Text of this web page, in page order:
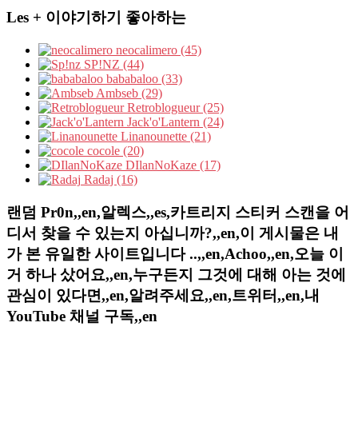
Les + 이야기하기 좋아하는
neocalimero (45)
SP!NZ (44)
bababaloo (33)
Ambseb (29)
Retroblogueur (25)
Jack'o'Lantern (24)
Linanounette (21)
cocole (20)
DIlanNoKaze (17)
Radaj (16)
랜덤 Pr0n,,en,알렉스,,es,카트리지 스티커 스캔을 어
디서 찾을 수 있는지 아십니까?,,en,이 게시물은 내
가 본 유일한 사이트입니다 ..,,en,Achoo,,en,오늘 이
거 하나 샀어요,,en,누구든지 그것에 대해 아는 것에
관심이 있다면,,en,알려주세요,,en,트위터,,en,내
YouTube 채널 구독,,en